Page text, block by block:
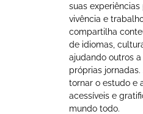
suas experiências
vivência e
compartilha
de idiomas,
ajudando outros
próprias
tornar o estudo e
acessíveis e
mundo todo.